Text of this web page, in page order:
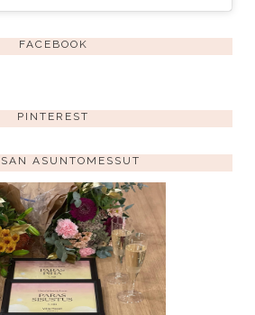
FACEBOOK
PINTEREST
ASUNTOMESSUT